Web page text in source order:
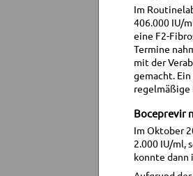
Im
406.000 IU/
eine F2-
Termine
mit der
gemacht.
regelmäßige
Boceprevir
Im Oktober
2.000 IU/ml,
konnte dann